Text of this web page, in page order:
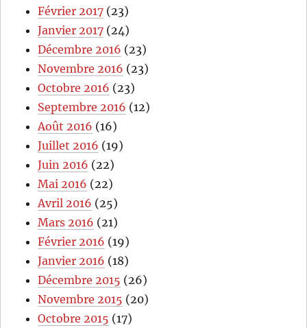
Février 2017 (23)
Janvier 2017 (24)
Décembre 2016 (23)
Novembre 2016 (23)
Octobre 2016 (23)
Septembre 2016 (12)
Août 2016 (16)
Juillet 2016 (19)
Juin 2016 (22)
Mai 2016 (22)
Avril 2016 (25)
Mars 2016 (21)
Février 2016 (19)
Janvier 2016 (18)
Décembre 2015 (26)
Novembre 2015 (20)
Octobre 2015 (17)